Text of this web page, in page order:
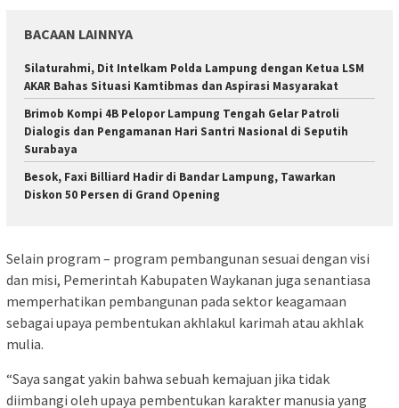
BACAAN LAINNYA
Silaturahmi, Dit Intelkam Polda Lampung dengan Ketua LSM
AKAR Bahas Situasi Kamtibmas dan Aspirasi Masyarakat
Brimob Kompi 4B Pelopor Lampung Tengah Gelar Patroli
Dialogis dan Pengamanan Hari Santri Nasional di Seputih
Surabaya
Besok, Faxi Billiard Hadir di Bandar Lampung, Tawarkan
Diskon 50 Persen di Grand Opening
Selain program – program pembangunan sesuai dengan visi
dan misi, Pemerintah Kabupaten Waykanan juga senantiasa
memperhatikan pembangunan pada sektor keagamaan
sebagai upaya pembentukan akhlakul karimah atau akhlak
mulia.
“Saya sangat yakin bahwa sebuah kemajuan jika tidak
diimbangi oleh upaya pembentukan karakter manusia yang